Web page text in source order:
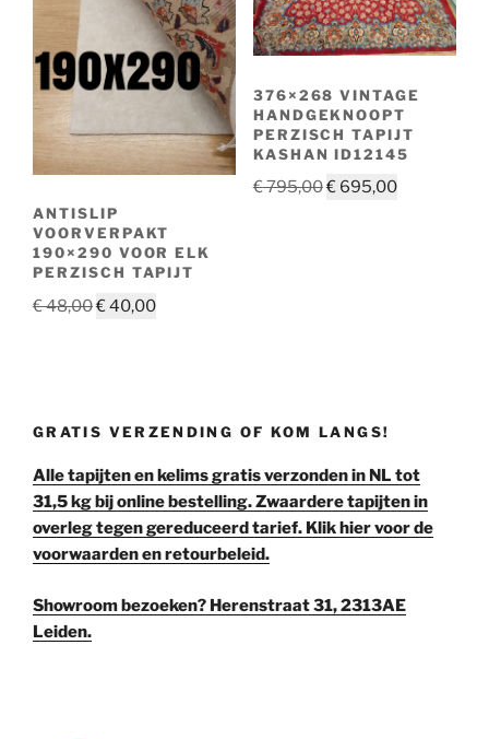
ANTISLIP
VOORVERPAKT
190×290 VOOR ELK
PERZISCH TAPIJT
€48,00Oorspronkelijke
€40,00Huidige
376×268 VINTAGE
HANDGEKNOOPT
PERZISCH TAPIJT
KASHAN ID12145
€795,00Oorspronkelijke
€695,00Huidige
GRATIS VERZENDING OF KOM LANGS!
Alle tapijten en kelims gratis verzonden in NL tot
31,5 kg bij online bestelling. Zwaardere tapijten in
overleg tegen gereduceerd tarief. Klik hier voor de
voorwaarden en retourbeleid.
Showroom bezoeken? Herenstraat 31, 2313AE
Leiden.